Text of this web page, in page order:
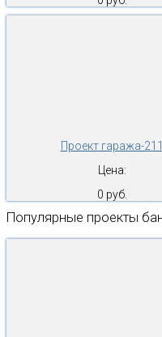
Проект гаража-211
Цена:
0 руб.
Популярные проекты